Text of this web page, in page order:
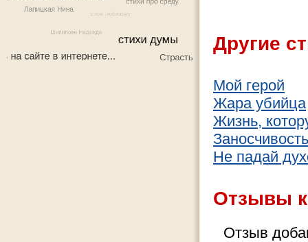
Другие
Мой герой
Жара убийца
Жизнь,
Заносчивость
Не падай
Отзывы
Отзыв